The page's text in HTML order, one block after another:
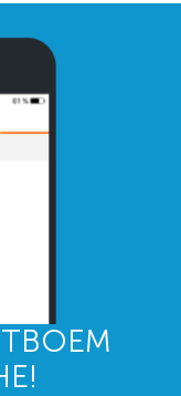
ТВОЕМ